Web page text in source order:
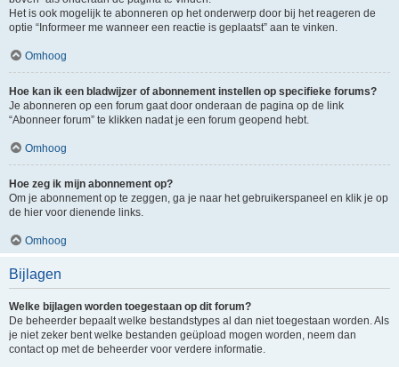
Het is ook mogelijk te abonneren op het onderwerp door bij het reageren de
optie “Informeer me wanneer een reactie is geplaatst” aan te vinken.
Omhoog
Hoe kan ik een bladwijzer of abonnement instellen op specifieke forums?
Je abonneren op een forum gaat door onderaan de pagina op de link
“Abonneer forum” te klikken nadat je een forum geopend hebt.
Omhoog
Hoe zeg ik mijn abonnement op?
Om je abonnement op te zeggen, ga je naar het gebruikerspaneel en klik je op
de hier voor dienende links.
Omhoog
Bijlagen
Welke bijlagen worden toegestaan op dit forum?
De beheerder bepaalt welke bestandstypes al dan niet toegestaan worden. Als
je niet zeker bent welke bestanden geüpload mogen worden, neem dan
contact op met de beheerder voor verdere informatie.